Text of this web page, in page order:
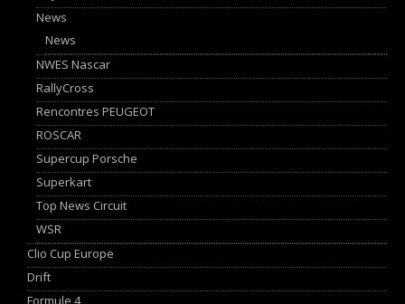
News
News
NWES Nascar
RallyCross
Rencontres PEUGEOT
ROSCAR
Supercup Porsche
Superkart
Top News Circuit
WSR
Clio Cup Europe
Drift
Formule 4